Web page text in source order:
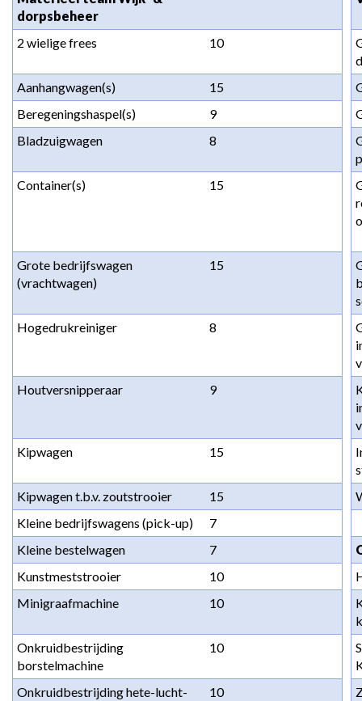
dorpsbeheer
2 wielige frees 10
Aanhangwagen(s)
15
Beregeningshaspel(s)
9
Bladzuigwagen
8
Container(s)
15
Grote bedrijfswagen
(vrachtwagen)
15
Hogedrukreiniger
8
Houtversnipperaar
9
Kipwagen
15
Kipwagen t.b.v. zoutstrooier
15
Kleine bedrijfswagens (pick-up)
7
Kleine bestelwagen
7
Kunstmeststrooier
10
Minigraafmachine
10
Onkruidbestrijding
borstelmachine
10
Onkruidbestrijding hete-lucht-
10